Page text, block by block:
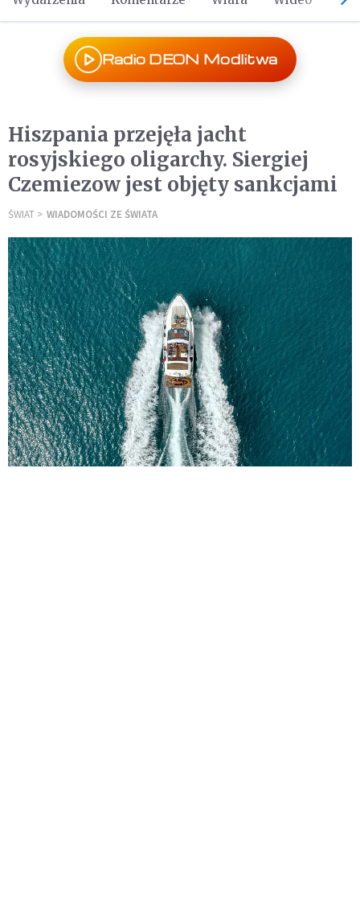
Radio DEON Modlitwa
Hiszpania przejęła jacht
rosyjskiego oligarchy. Siergiej
Czemiezow jest objęty sankcjami
ŚWIAT WIADOMOŚCI ZE ŚWIATA